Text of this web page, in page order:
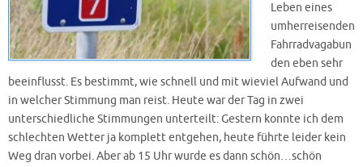
Leben eines
umherreisenden
Fahrradvagabun
den eben sehr
beeinflusst. Es bestimmt, wie schnell und mit wieviel Aufwand und
in welcher Stimmung man reist. Heute war der Tag in zwei
unterschiedliche Stimmungen unterteilt: Gestern konnte ich dem
schlechten Wetter ja komplett entgehen, heute führte leider kein
Weg dran vorbei. Aber ab 15 Uhr wurde es dann schön…schön